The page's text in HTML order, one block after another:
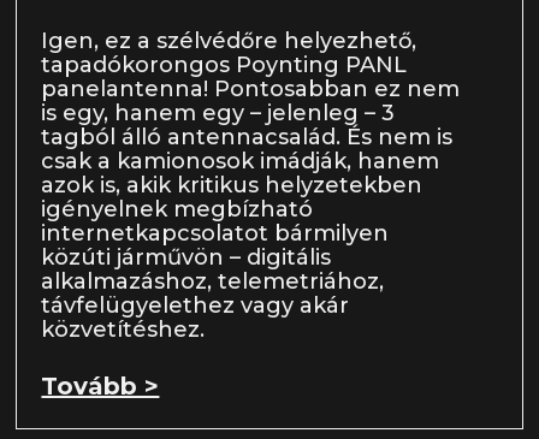
Igen, ez a szélvédőre helyezhető,
tapadókorongos Poynting PANL
panelantenna! Pontosabban ez nem
is egy, hanem egy – jelenleg – 3
tagból álló antennacsalád. És nem is
csak a kamionosok imádják, hanem
azok is, akik kritikus helyzetekben
igényelnek megbízható
internetkapcsolatot bármilyen
közúti járművön – digitális
alkalmazáshoz, telemetriához,
távfelügyelethez vagy akár
közvetítéshez.
Tovább >